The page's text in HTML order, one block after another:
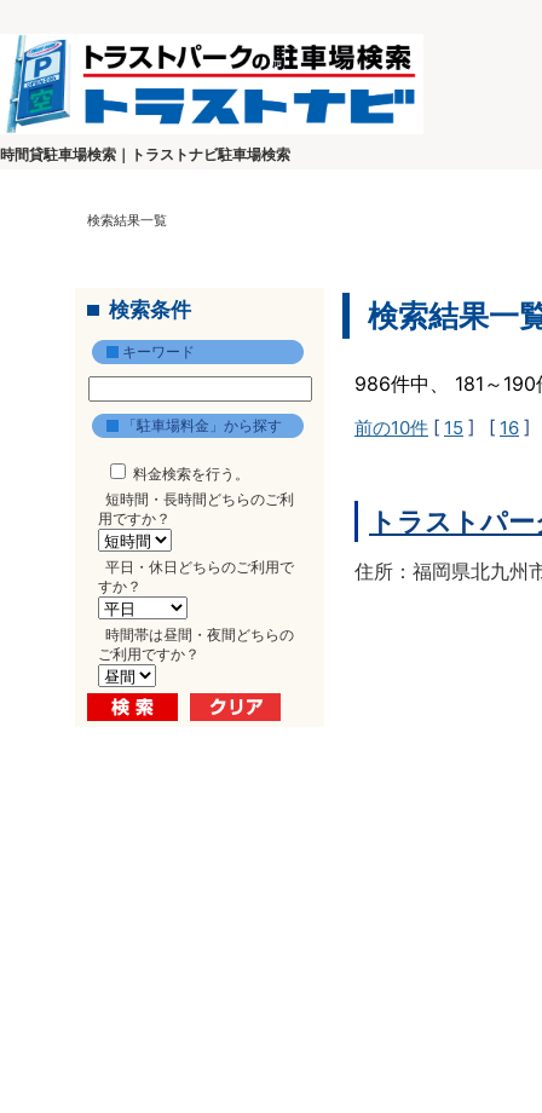
時間貸駐車場検索｜トラストナビ駐車場検索
検索結果一覧
検索条件
キーワード
「駐車場料金」から探す
料金検索を行う。
短時間・長時間どちらのご利
用ですか？
平日・休日どちらのご利用で
すか？
時間帯は昼間・夜間どちらの
ご利用ですか？
検索結果一
986件中、 181～
前の10件 [ 15 ] [ 16 ]
トラストパ
住所：福岡県北九州